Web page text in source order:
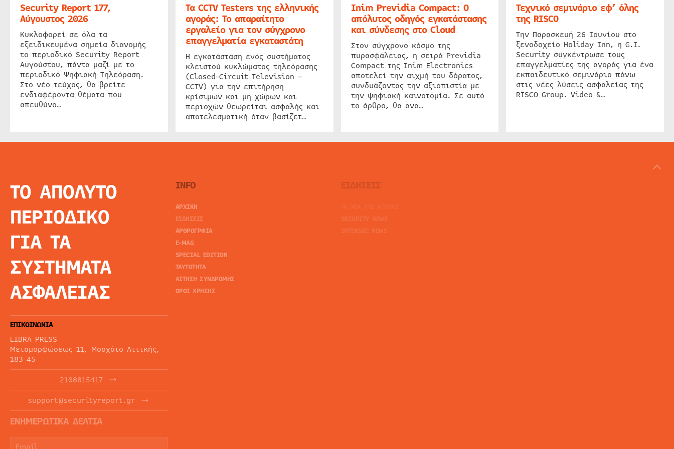
Security Report 177,
Αύγουστος 2026
Κυκλοφορεί σε όλα τα
εξειδικευμένα σημεία διανομής
το περιοδικό Security Report
Αυγούστου, πάντα μαζί με το
περιοδικό Ψηφιακή Τηλεόραση.
Στο νέο τεύχος, θα βρείτε
ενδιαφέροντα θέματα που
απευθύνο…
Τα CCTV Testers της ελληνικής
αγοράς: Το απαραίτητο
εργαλείο για τον σύγχρονο
επαγγελματία εγκαταστάτη
Η εγκατάσταση ενός συστήματος
κλειστού κυκλώματος τηλεόρασης
(Closed-Circuit Television –
CCTV) για την επιτήρηση
κρίσιμων και μη χώρων και
περιοχών θεωρείται ασφαλής και
αποτελεσματική όταν βασίζετ…
Inim Previdia Compact: Ο
απόλυτος οδηγός εγκατάστασης
και σύνδεσης στο Cloud
Στον σύγχρονο κόσμο της
πυρασφάλειας, η σειρά Previdia
Compact της Inim Electronics
αποτελεί την αιχμή του δόρατος,
συνδυάζοντας την αξιοπιστία με
την ψηφιακή καινοτομία. Σε αυτό
το άρθρο, θα ανα…
Τεχνικό σεμινάριο εφ’ όλης
της RISCO
Την Παρασκευή 26 Ιουνίου στο
ξενοδοχείο Holiday Inn, η G.I.
Security συγκέντρωσε τους
επαγγελματίες της αγοράς για ένα
εκπαιδευτικό σεμινάριο πάνω
στις νέες λύσεις ασφαλείας της
RISCO Group. Video &…
ΤΟ ΑΠΟΛΥΤΟ
ΠΕΡΙΟΔΙΚΟ
ΓΙΑ ΤΑ
ΣΥΣΤΗΜΑΤΑ
ΑΣΦΑΛΕΙΑΣ
ΕΠΙΚΟΙΝΩΝΙΑ
LIBRA PRESS
Μεταμορφώσεως 11, Μοσχάτο Αττικής,
183 45
2108815417
support@securityreport.gr
ΕΝΗΜΕΡΩΤΙΚΑ ΔΕΛΤΙΑ
INFO
ΑΡΧΙΚΗ
ΕΙΔΗΣΕΙΣ
ΑΡΘΡΟΓΡΦΙΑ
E-MAG
SPECIAL EDITION
ΤΑΥΤΟΤΗΤΑ
ΑΙΤΗΣΗ ΣΥΝΔΡΟΜΗΣ
ΟΡΟΙ ΧΡΗΣΗΣ
ΕΙΔΗΣΕΙΣ
SECURITY NEWS
INTERSEC NEWS